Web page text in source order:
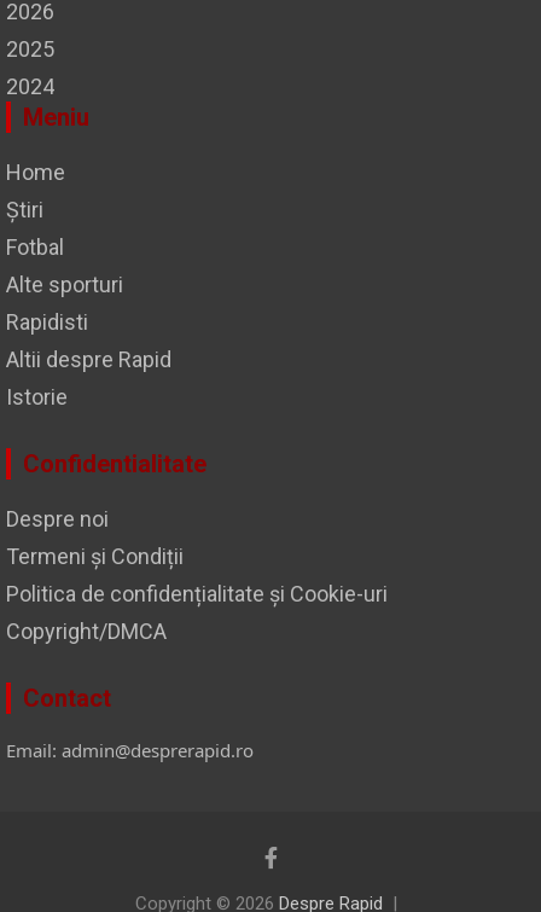
2026
2025
2024
Meniu
Home
Știri
Fotbal
Alte sporturi
Rapidisti
Altii despre Rapid
Istorie
Confidentialitate
Despre noi
Termeni și Condiții
Politica de confidențialitate și Cookie-uri
Copyright/DMCA
Contact
Email: admin@desprerapid.ro
Copyright © 2026 Despre Rapid